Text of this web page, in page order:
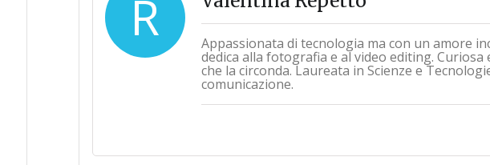
R Appassionata di tecnologia ma con un amore
dedica alla fotografia e al video editing.
che la circonda. Laureata in Scienze e
comunicazione.